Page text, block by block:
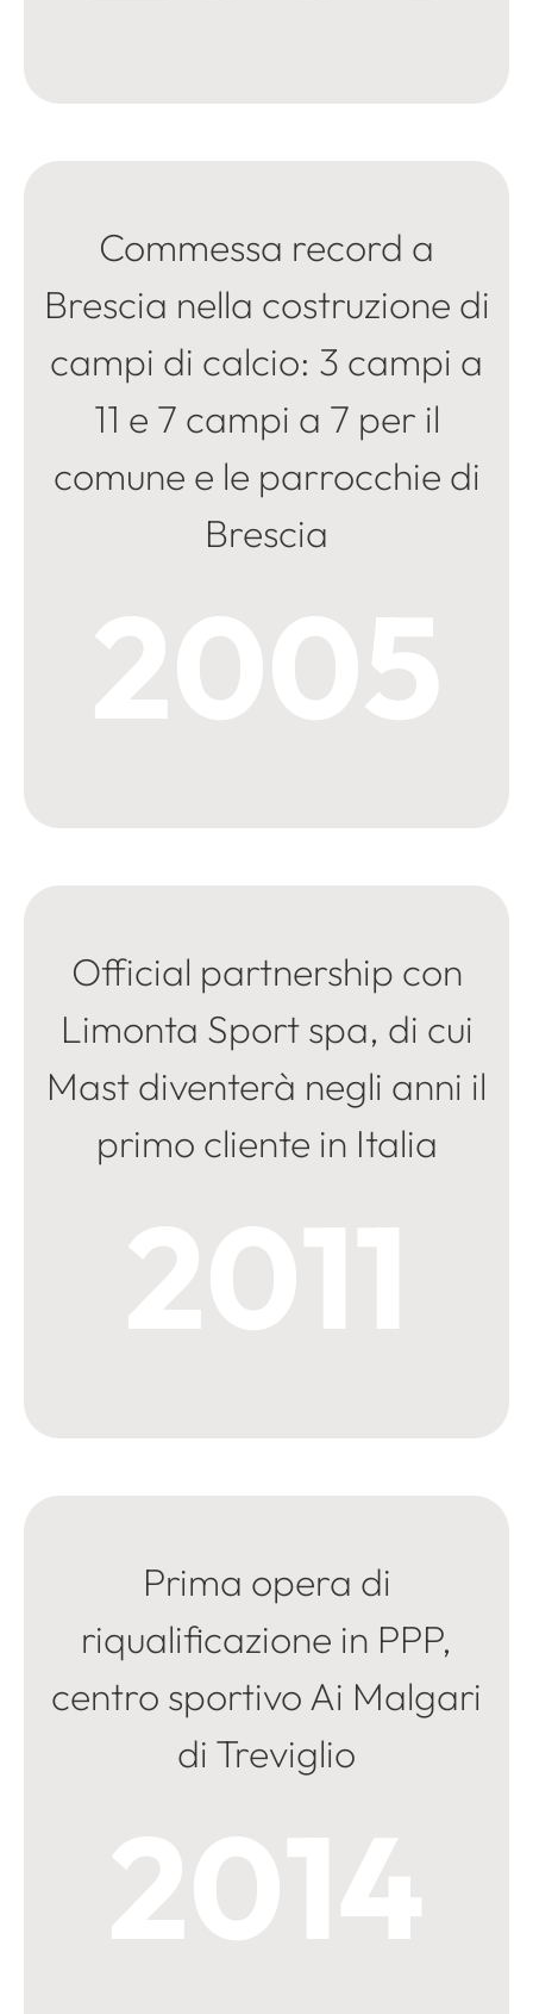
Commessa record a
Brescia nella costruzione di
campi di calcio: 3 campi a
11 e 7 campi a 7 per il
comune e le parrocchie di
Brescia
2005
Official partnership con
Limonta Sport spa, di cui
Mast diventerà negli anni il
primo cliente in Italia
2011
Prima opera di
riqualificazione in PPP,
centro sportivo Ai Malgari
di Treviglio
2014